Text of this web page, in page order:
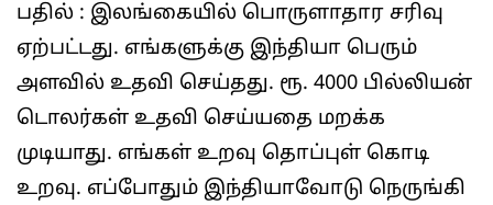
பதில் : இலங்கையில் பொருளாதார சரிவு
ஏற்பட்டது. எங்களுக்கு இந்தியா பெரும்
அளவில் உதவி செய்தது. ரூ. 4000 பில்லியன்
டொலர்கள் உதவி செய்யதை மறக்க
முடியாது. எங்கள் உறவு தொப்புள் கொடி
உறவு. எப்போதும் இந்தியாவோடு நெருங்கி